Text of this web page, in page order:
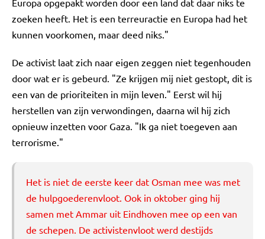
Europa opgepakt worden door een land dat daar niks te
zoeken heeft. Het is een terreuractie en Europa had het
kunnen voorkomen, maar deed niks."
De activist laat zich naar eigen zeggen niet tegenhouden
door wat er is gebeurd. "Ze krijgen mij niet gestopt, dit is
een van de prioriteiten in mijn leven." Eerst wil hij
herstellen van zijn verwondingen, daarna wil hij zich
opnieuw inzetten voor Gaza. "Ik ga niet toegeven aan
terrorisme."
Het is niet de eerste keer dat Osman mee was met
de hulpgoederenvloot. Ook in oktober ging hij
samen met Ammar uit Eindhoven mee op een van
de schepen. De activistenvloot werd destijds